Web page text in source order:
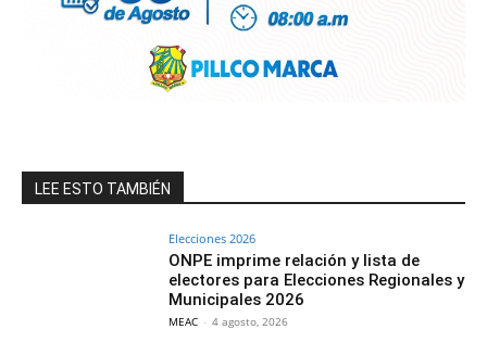
LEE ESTO TAMBIÉN
Elecciones 2026
ONPE imprime relación y lista de
electores para Elecciones Regionales y
Municipales 2026
MEAC - 4 agosto, 2026